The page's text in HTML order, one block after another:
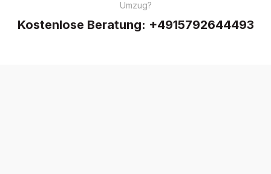
Umzug?
Kostenlose Beratung: +4915792644493